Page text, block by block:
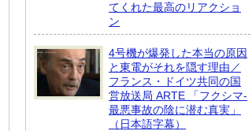
てくれた最高のリアクショ
ン
4号機が爆発した本当の原因
と東電がそれを隠す理由／
フランス・ドイツ共同の国
営放送局 ARTE 「フクシマ-
最悪事故の陰に潜む真実」
（日本語字幕）